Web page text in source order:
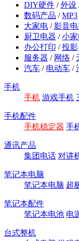
DIY硬件 /外设
数码产品 /MP3
大家电 /影音
厨卫电器 /小
办公打印 /投影
服务器 / 网络 /
汽车 / 电动车 /
手机
手机 游戏手机
手机配件
手机稳定器 手
通讯产品
集团电话 对讲
笔记本电脑
笔记本电脑 超
笔记本配件
笔记本电池 电
台式整机